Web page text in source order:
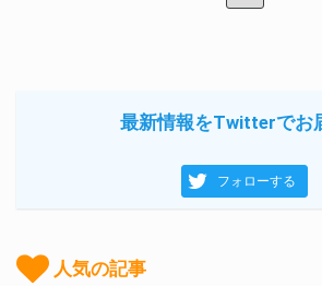
最新情報をTwitterでお
フォローする
人気の記事